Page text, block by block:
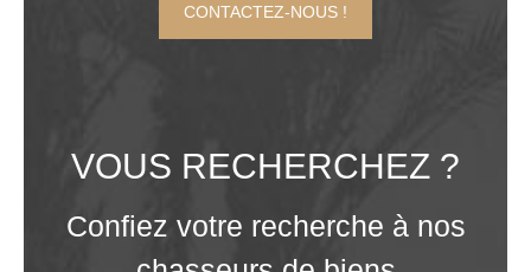
CONTACTEZ-NOUS !
VOUS RECHERCHEZ ?
Confiez votre recherche à nos